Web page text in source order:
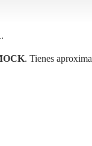
.
. Tienes